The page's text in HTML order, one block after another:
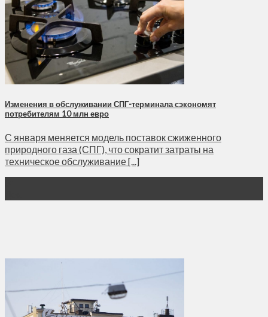
Изменения в обслуживании СПГ-терминала сэкономят
потребителям 10 млн евро
С января меняется модель поставок сжиженного
природного газа (СПГ), что сократит затраты на
техническое обслуживание [...]